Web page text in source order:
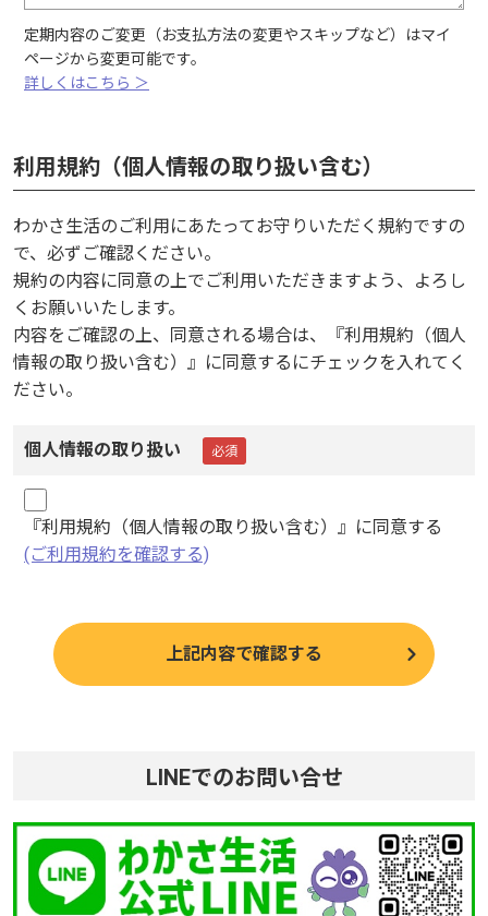
定期内容のご変更（お支払方法の変更やスキップなど）はマイ
ページから変更可能です。
詳しくはこちら ＞
利用規約（個人情報の取り扱い含む）
わかさ生活のご利用にあたってお守りいただく規約ですの
で、必ずご確認ください。
規約の内容に同意の上でご利用いただきますよう、よろし
くお願いいたします。
内容をご確認の上、同意される場合は、『利用規約（個人
情報の取り扱い含む）』に同意するにチェックを入れてく
ださい。
個人情報の取り扱い
『利用規約（個人情報の取り扱い含む）』に同意する
(ご利用規約を確認する)
LINEでのお問い合せ